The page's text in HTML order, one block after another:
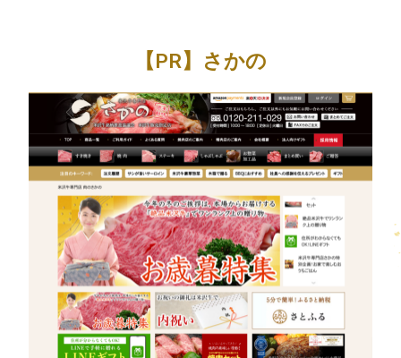
【PR】さかの